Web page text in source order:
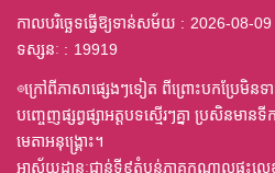
កាលបរិច្ឆេទធ្វើឱ្យទាន់សម័យ
2026-08-09
ទស្សនៈ
19919
◎ក្រៅពីភាសាផ្សេងៗទៀត ពីព្រោះបកប្រែមិន
បញ្ចេញផ្សព្វផ្សាអត្តបទស្មើរៗគ្នា ប្រសិនមាន
មេតាអនុង្គ្រោះ។
អាស័យដ្ឋានៈជាន់ទី៩តំបន់ភាគកណ្តាលផ្ទះ